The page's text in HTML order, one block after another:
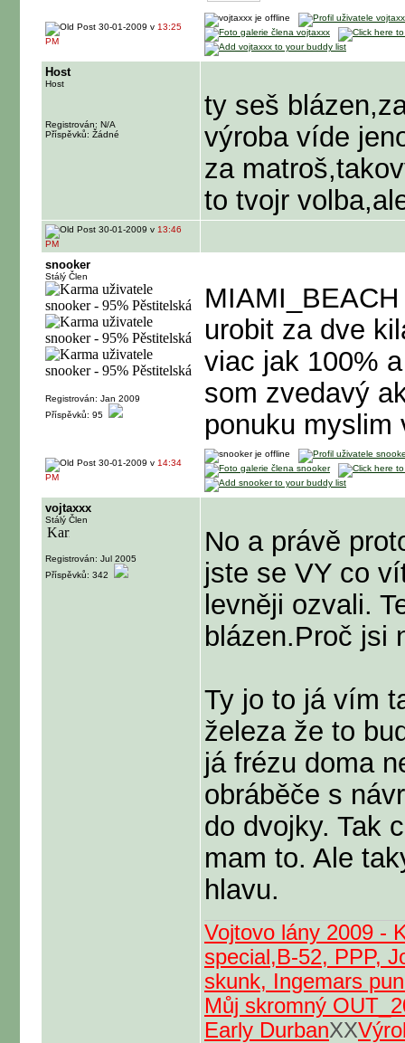
30-01-2009 v 13:25
PM
Host
Host
Registrován: N/A
Příspěvků: Žádné
ty seš
výroba víde
za
to tvojr
30-01-2009 v 13:46
PM
snooker
Stálý Člen
Registrován: Jan 2009
Příspěvků: 95
urobit za dve
viac jak 100%
som zvedavý
ponuku myslim
30-01-2009 v 14:34
PM
vojtaxxx
Stálý Člen
Registrován: Jul 2005
Příspěvků: 342
No a právě
jste se VY co
levněji ozvali.
blázen.Proč jsi
Ty jo to já vím
železa že to
já frézu doma
obráběče s
do dvojky. Tak
mam to. Ale
hlavu.
Vojtovo lány 2009 -
special,B-52, PPP,
skunk, Ingemars
Můj skromný
Early DurbanXX